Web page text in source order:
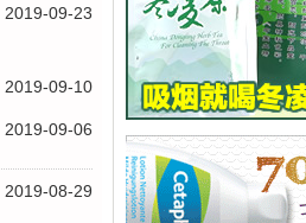
2019-09-23
2019-09-10
2019-09-06
2019-08-29